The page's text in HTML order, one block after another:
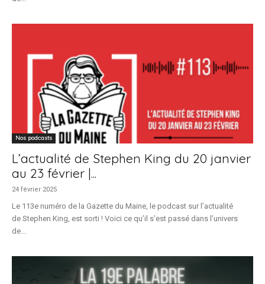
Nos podcasts
L’actualité de Stephen King du 20 janvier
au 23 février |...
24 février 2025
Le 113e numéro de la Gazette du Maine, le podcast sur l’actualité
de Stephen King, est sorti ! Voici ce qu’il s’est passé dans l’univers
de...